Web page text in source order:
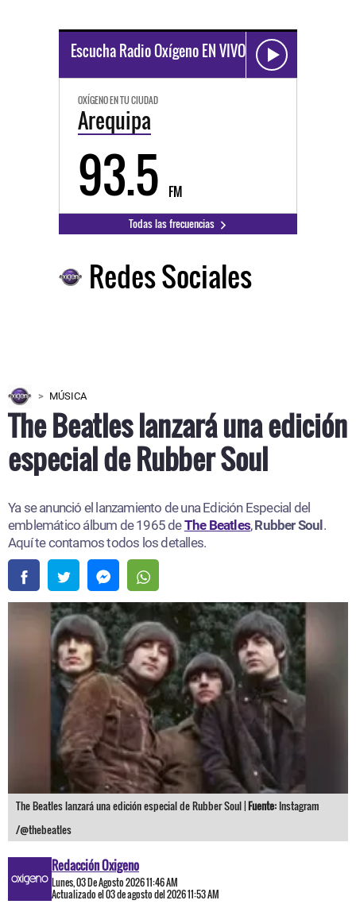
Escucha Radio Oxígeno EN VIVO
OXÍGENO EN TU CIUDAD
Arequipa
93.5 FM
Todas las frecuencias
Redes Sociales
MÚSICA
The Beatles lanzará una edición
especial de Rubber Soul
Ya se anunció el lanzamiento de una Edición Especial del
emblemático álbum de 1965 deThe Beatles,Rubber Soul .
Aquí te contamos todos los detalles.
The Beatles lanzará una edición especial de Rubber Soul |Fuente: Instagram
/@thebeatles
Redacción Oxigeno
Lunes, 03 De Agosto 2026 11:46 AM
Actualizado el 03 de agosto del 2026 11:53 AM